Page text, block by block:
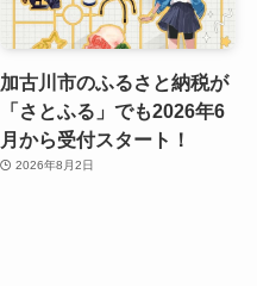
加古川市のふるさと納税が
「さとふる」でも2026年6
月から受付スタート！
2026年8月2日